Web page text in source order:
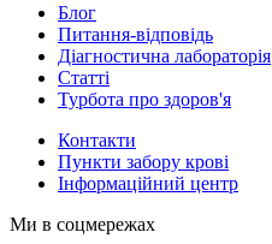
Блог
Питання-відповідь
Діагностична лабораторія
Статті
Турбота про здоров'я
Контакти
Пункти забору крові
Інформаційний центр
Ми в соцмережах